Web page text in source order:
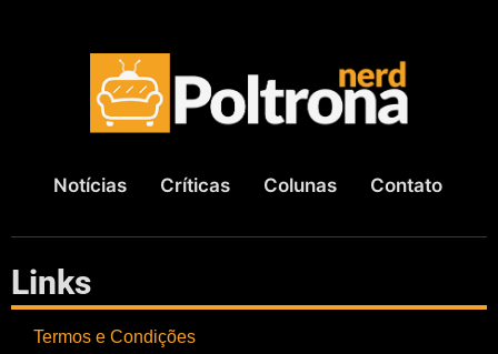
Notícias Críticas Colunas Contato
Links
Termos e Condições